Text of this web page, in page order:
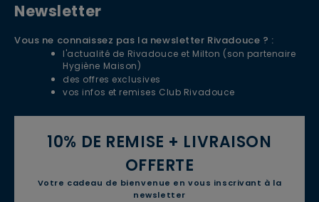
Newsletter
Vous ne connaissez pas la newsletter Rivadouce ? :
l'actualité de Rivadouce et Milton (son partenaire
Hygiène Maison)
des offres exclusives
vos infos et remises Club Rivadouce
10% DE REMISE + LIVRAISON
OFFERTE
Votre cadeau de bienvenue en vous inscrivant à la
newsletter